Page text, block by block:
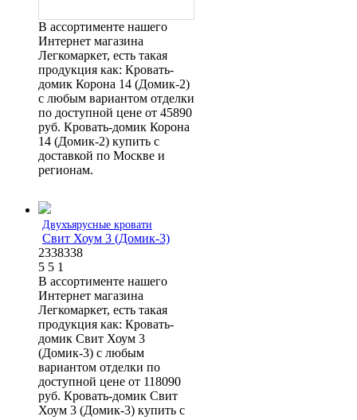
В ассортименте нашего
Интернет магазина
Легкомаркет, есть такая
продукция как: Кровать-
домик Корона 14 (Домик-2)
с любым вариантом отделки
по доступной цене от 45890
руб. Кровать-домик Корона
14 (Домик-2) купить с
доставкой по Москве и
регионам.
Двухъярусные кровати
Свит Хоум 3 (Домик-3)
2338338
5 5 1
В ассортименте нашего
Интернет магазина
Легкомаркет, есть такая
продукция как: Кровать-
домик Свит Хоум 3
(Домик-3) с любым
вариантом отделки по
доступной цене от 118090
руб. Кровать-домик Свит
Хоум 3 (Домик-3) купить с